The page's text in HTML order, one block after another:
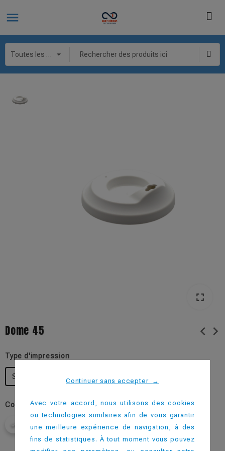
fullscreen
Dome 45 chevron_left chevron_right
Type d'impression
Sans Impression
Couleur
Continuer sans accepter →
Avec votre accord, nous utilisons des cookies
ou technologies similaires afin de vous garantir
une meilleure expérience de navigation, à des
fins de statistiques. À tout moment vous pouvez